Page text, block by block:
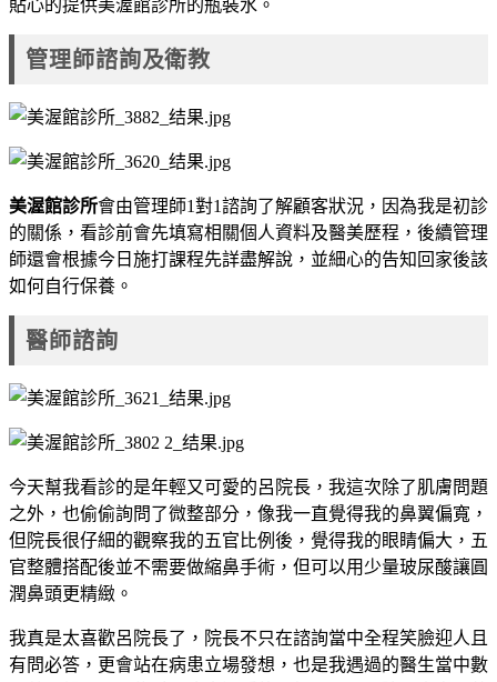
貼心的提供美渥館診所的瓶裝水。
管理師諮詢及衛教
美渥館診所會由管理師1對1諮詢了解顧客狀況，因為我是初診
的關係，看診前會先填寫相關個人資料及醫美歷程，後續管理
師還會根據今日施打課程先詳盡解說，並細心的告知回家後該
如何自行保養。
醫師諮詢
今天幫我看診的是年輕又可愛的呂院長，我這次除了肌膚問題
之外，也偷偷詢問了微整部分，像我一直覺得我的鼻翼偏寬，
但院長很仔細的觀察我的五官比例後，覺得我的眼睛偏大，五
官整體搭配後並不需要做縮鼻手術，但可以用少量玻尿酸讓圓
潤鼻頭更精緻。
我真是太喜歡呂院長了，院長不只在諮詢當中全程笑臉迎人且
有問必答，更會站在病患立場發想，也是我遇過的醫生當中數